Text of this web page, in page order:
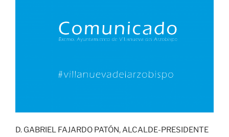
D. GABRIEL FAJARDO PATÓN, ALCALDE-PRESIDENTE